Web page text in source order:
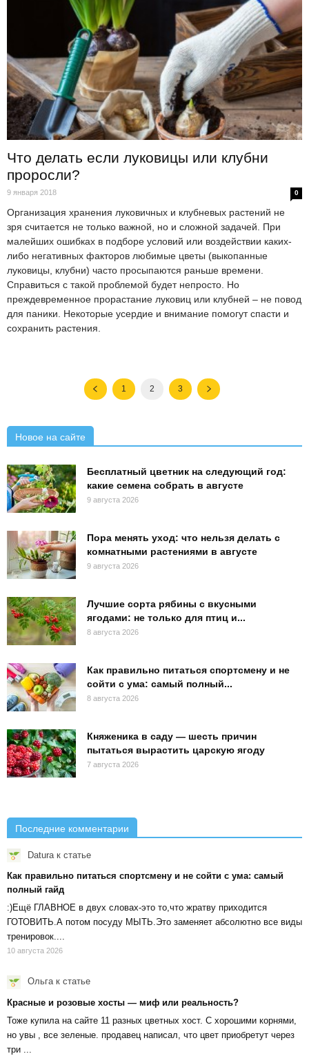
Что делать если луковицы или клубни
проросли?
9 января 2018 0
Организация хранения луковичных и клубневых растений не
зря считается не только важной, но и сложной задачей. При
малейших ошибках в подборе условий или воздействии каких-
либо негативных факторов любимые цветы (выкопанные
луковицы, клубни) часто просыпаются раньше времени.
Справиться с такой проблемой будет непросто. Но
преждевременное прорастание луковиц или клубней – не повод
для паники. Некоторые усердие и внимание помогут спасти и
сохранить растения.
1 2 3
Новое на сайте
Бесплатный цветник на следующий год:
какие семена собрать в августе
9 августа 2026
Пора менять уход: что нельзя делать с
комнатными растениями в августе
9 августа 2026
Лучшие сорта рябины с вкусными
ягодами: не только для птиц и...
8 августа 2026
Как правильно питаться спортсмену и не
сойти с ума: самый полный...
8 августа 2026
Княженика в саду — шесть причин
пытаться вырастить царскую ягоду
7 августа 2026
Последние комментарии
Datura к статье
Как правильно питаться спортсмену и не сойти с ума: самый
полный гайд
:)Ещё ГЛАВНОЕ в двух словах-это то,что жратву приходится
ГОТОВИТЬ.А потом посуду МЫТЬ.Это заменяет абсолютно все виды
тренировок....
10 августа 2026
Ольгак статье
Красные и розовые хосты — миф или реальность?
Тоже купила на сайте 11 разных цветных хост. С хорошими корнями,
но увы , все зеленые. продавец написал, что цвет приобретут через
три ...